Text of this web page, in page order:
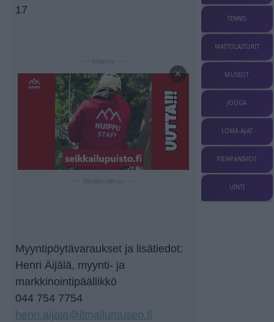
17
— Mainos —
×
Myyntipöytävaraukset ja lisätiedot:
Henri Äijälä, myynti- ja
markkinointipäällikkö
044 754 7754
henri.aijala@ilmailumuseo.fi
TENNIS
MATTOLAITURIT
MUSEOT
JOOGA
LOMA-AJAT
PIENPANIMOT
UINTI